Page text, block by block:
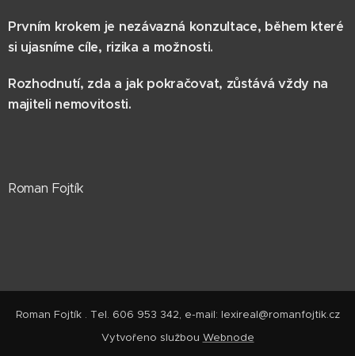
Prvním krokem je nezávazná konzultace, během které
si ujasníme cíle, rizika a možnosti.
Rozhodnutí, zda a jak pokračovat, zůstává vždy na
majiteli nemovitosti.
Roman Fojtík
Roman Fojtík . Tel. 606 953 342, e-mail: lexireal@romanfojtik.cz
Vytvořeno službou Webnode